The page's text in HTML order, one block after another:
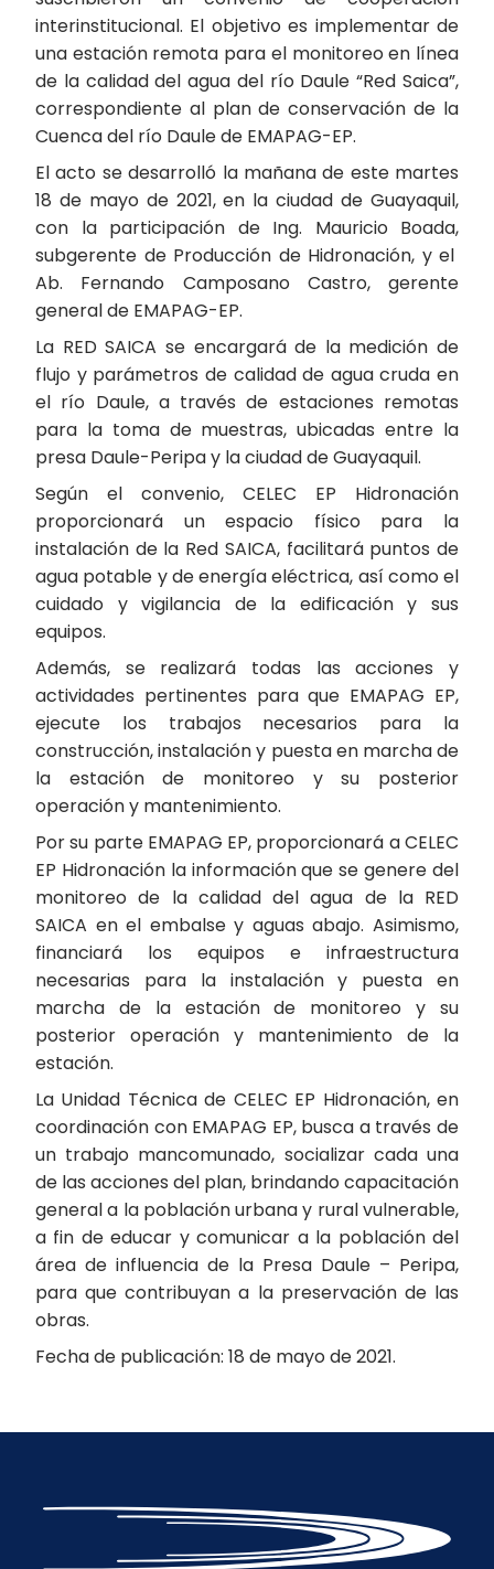
interinstitucional. El objetivo es implementar de
una estación remota para el monitoreo en línea
de la calidad del agua del río Daule “Red Saica”,
correspondiente al plan de conservación de la
Cuenca del río Daule de EMAPAG-EP.
El acto se desarrolló la mañana de este martes
18 de mayo de 2021, en la ciudad de Guayaquil,
con la participación de Ing. Mauricio Boada,
subgerente de Producción de Hidronación, y el
Ab. Fernando Camposano Castro, gerente
general de EMAPAG-EP.
La RED SAICA se encargará de la medición de
flujo y parámetros de calidad de agua cruda en
el río Daule, a través de estaciones remotas
para la toma de muestras, ubicadas entre la
presa Daule-Peripa y la ciudad de Guayaquil.
Según el convenio, CELEC EP Hidronación
proporcionará un espacio físico para la
instalación de la Red SAICA, facilitará puntos de
agua potable y de energía eléctrica, así como el
cuidado y vigilancia de la edificación y sus
equipos.
Además, se realizará todas las acciones y
actividades pertinentes para que EMAPAG EP,
ejecute los trabajos necesarios para la
construcción, instalación y puesta en marcha de
la estación de monitoreo y su posterior
operación y mantenimiento.
Por su parte EMAPAG EP, proporcionará a CELEC
EP Hidronación la información que se genere del
monitoreo de la calidad del agua de la RED
SAICA en el embalse y aguas abajo. Asimismo,
financiará los equipos e infraestructura
necesarias para la instalación y puesta en
marcha de la estación de monitoreo y su
posterior operación y mantenimiento de la
estación.
La Unidad Técnica de CELEC EP Hidronación, en
coordinación con EMAPAG EP, busca a través de
un trabajo mancomunado, socializar cada una
de las acciones del plan, brindando capacitación
general a la población urbana y rural vulnerable,
a fin de educar y comunicar a la población del
área de influencia de la Presa Daule – Peripa,
para que contribuyan a la preservación de las
obras.
Fecha de publicación: 18 de mayo de 2021.